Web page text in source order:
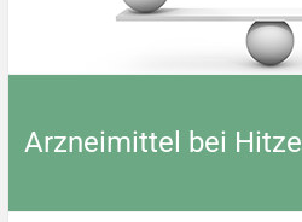
Arzneimittel bei Hitze